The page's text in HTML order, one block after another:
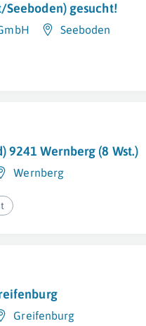
gesucht!
Seeboden
9241 Wernberg (8 Wst.)
Wernberg
Greifenburg